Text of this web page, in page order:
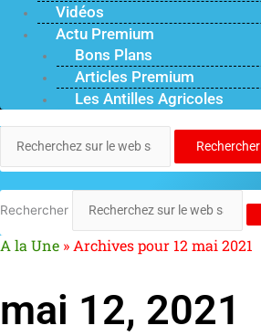
Vidéos
Actu Premium
Bons Plans
Articles Premium
Les Antilles Agricoles
Rechercher
Rechercher
A la Une »Archives pour 12 mai 2021
mai 12, 2021